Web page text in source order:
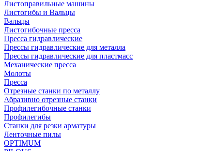
Листоправильные машины
Листогибы и Вальцы
Вальцы
Листогибочные пресса
Пресса гидравлические
Прессы гидравлические для металла
Прессы гидравлические для пластмасс
Механические пресса
Молоты
Пресса
Отрезные станки по металлу
Абразивно отрезные станки
Профилегибочные станки
Профилегибы
Станки для резки арматуры
Ленточные пилы
OPTIMUM